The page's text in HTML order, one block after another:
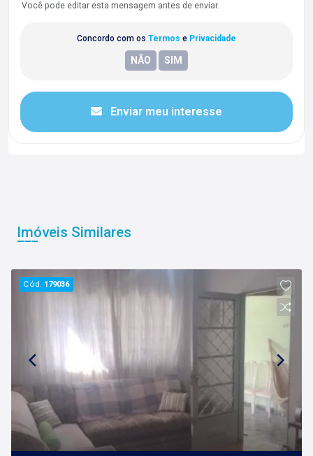
Você pode editar esta mensagem antes de enviar.
Concordo com os Termos e Privacidade
Enviar meu interesse
Imóveis Similares
Cód. 179036